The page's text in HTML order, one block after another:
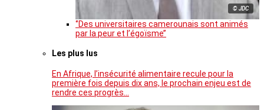
© JDC
‘’Des universitaires camerounais sont animés
par la peur et l’égoïsme’’
Les plus lus
En Afrique, l’insécurité alimentaire recule pour la
première fois depuis dix ans, le prochain enjeu est de
rendre ces progrès…